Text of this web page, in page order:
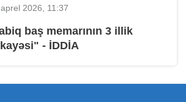
2026, 11:37
baş memarının 3 illik
- İDDİA